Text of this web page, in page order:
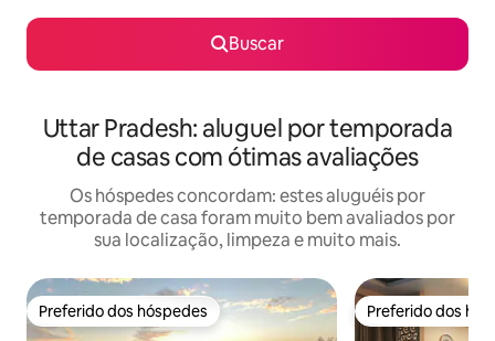
Buscar
Uttar Pradesh: aluguel por temporada
de casas com ótimas avaliações
Os hóspedes concordam: estes aluguéis por
temporada de casa foram muito bem avaliados por
sua localização, limpeza e muito mais.
Preferido dos hóspedes
Preferido dos hóspedes Preferido dos
Preferido dos